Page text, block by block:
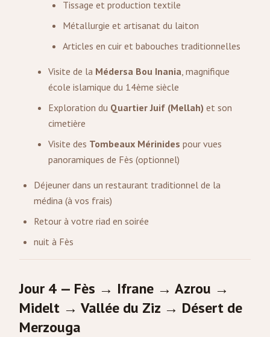
Tissage et production textile
Métallurgie et artisanat du laiton
Articles en cuir et babouches traditionnelles
Visite de la Médersa Bou Inania, magnifique
école islamique du 14ème siècle
Exploration du Quartier Juif (Mellah) et son
cimetière
Visite des Tombeaux Mérinides pour vues
panoramiques de Fès (optionnel)
Déjeuner dans un restaurant traditionnel de la
médina (à vos frais)
Retour à votre riad en soirée
nuit à Fès
Jour 4 — Fès → Ifrane → Azrou →
Midelt → Vallée du Ziz → Désert de
Merzouga